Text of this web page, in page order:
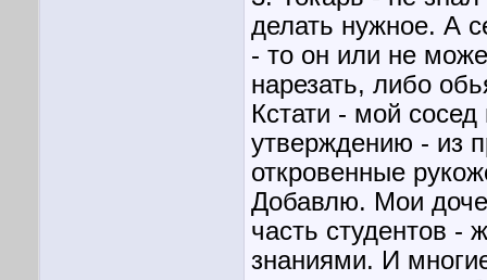
делать нужное. А
- то он или не
нарезать, либо
Кстати - мой
утверждению - из
откровенные
Добавлю. Мои
часть студентов -
знаниями. И